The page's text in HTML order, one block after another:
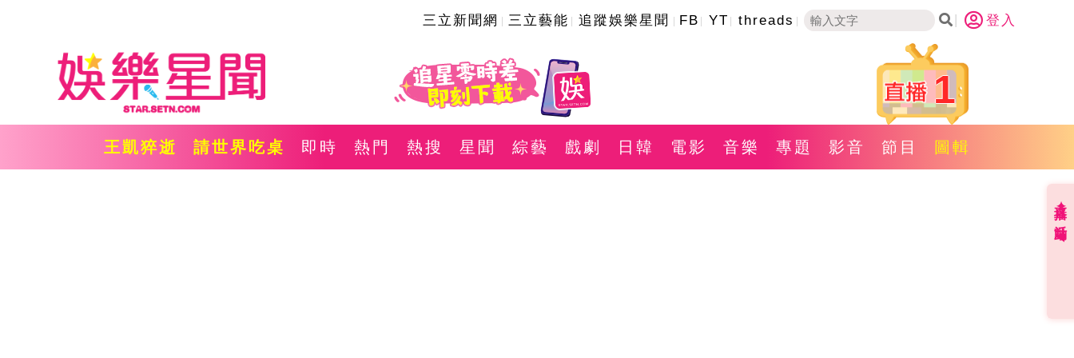
三立新聞網 三立藝能 追蹤娛樂星聞 FB YT threads 登入
1
王凱猝逝 請世界吃桌 即時 熱門 熱搜 星聞 綜藝 戲劇 日韓 電影 音樂 專題 影音 節目 圖輯
直播✦活動